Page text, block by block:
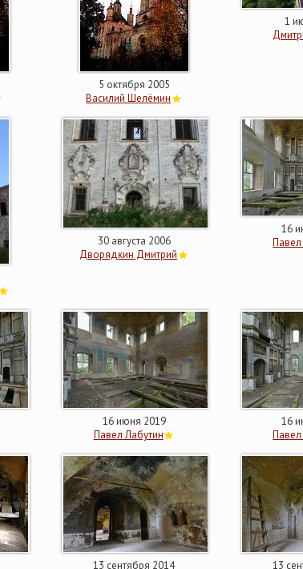
5 октября 2005
Василий Шелёмин
1
30 августа 2006
Дворядкин Дмитрий
16
Павел
16 июня 2019
Павел Лабутин
16
Павел
13 сентября 2014 13